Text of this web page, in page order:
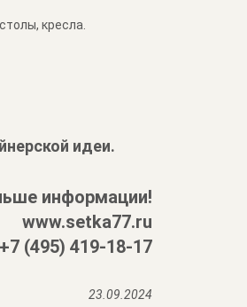
кресла.
идеи.
информации!
www.setka77.ru
+7 (495) 419-18-17
23.09.2024